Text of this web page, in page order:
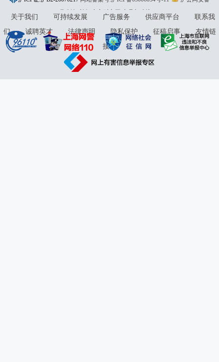
jubao@eastmoney.com
31010402000120号版权所有:东方财富网意见与建议:4000300059/952500
关于我们 可持续发展 广告服务 供应商平台
联系我
们
诚聘英才 法律声明 隐私保护 征稿启事
友情链
接